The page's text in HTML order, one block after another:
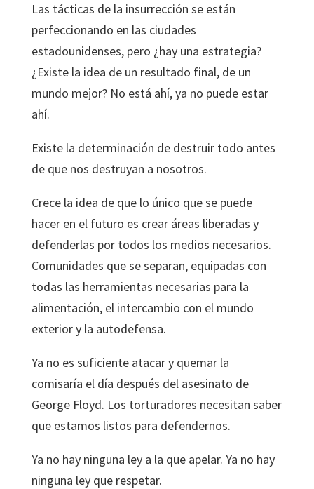
Las tácticas de la insurrección se están
perfeccionando en las ciudades
estadounidenses, pero ¿hay una estrategia?
¿Existe la idea de un resultado final, de un
mundo mejor? No está ahí, ya no puede estar
ahí.
Existe la determinación de destruir todo antes
de que nos destruyan a nosotros.
Crece la idea de que lo único que se puede
hacer en el futuro es crear áreas liberadas y
defenderlas por todos los medios necesarios.
Comunidades que se separan, equipadas con
todas las herramientas necesarias para la
alimentación, el intercambio con el mundo
exterior y la autodefensa.
Ya no es suficiente atacar y quemar la
comisaría el día después del asesinato de
George Floyd. Los torturadores necesitan saber
que estamos listos para defendernos.
Ya no hay ninguna ley a la que apelar. Ya no hay
ninguna ley que respetar.